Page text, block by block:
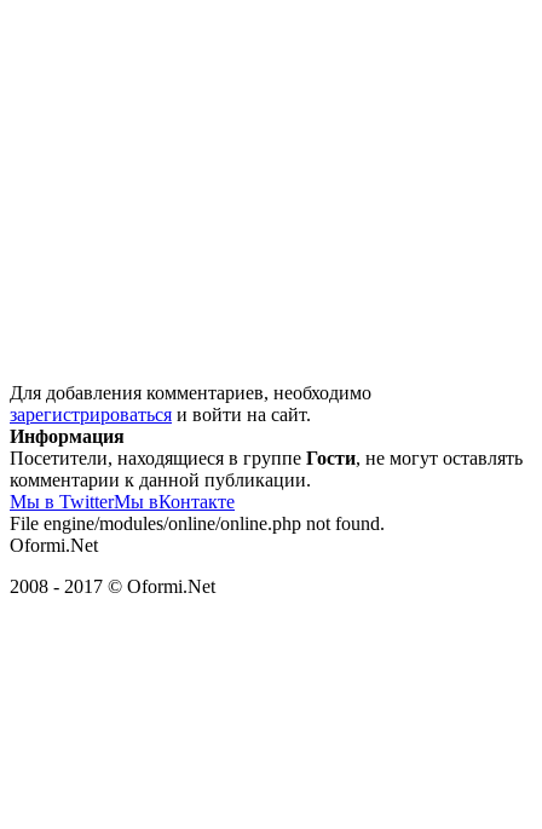
Для добавления комментариев, необходимо
зарегистрироваться и войти на сайт.
Информация
Посетители, находящиеся в группе Гости, не могут оставлять
комментарии к данной публикации.
Мы в TwitterМы вКонтакте
File engine/modules/online/online.php not found.
Oformi.Net
2008 - 2017 © Oformi.Net